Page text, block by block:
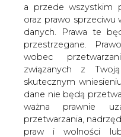
a przede wszystkim
oraz prawo sprzeciwu
danych. Prawa te
przestrzegane.
wobec
związanych z
skutecznym
dane nie będą
ważna prawnie
przetwarzania,
praw i wolności
Polskie
Gazownictwo
ogłoszony na
przetarg na
sześciennych
otwartego rynku.
kilknij TU i przeczytaj
petrol.pl